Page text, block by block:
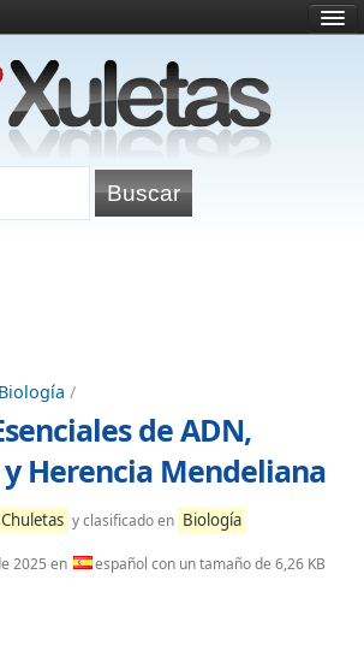
Biología /
de ADN,
Herencia Mendeliana
y clasificado en Biología
2025 en español con un tamaño de 6,26 KB